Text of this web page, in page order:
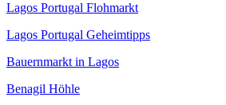
Lagos Portugal Flohmarkt
Lagos Portugal Geheimtipps
Bauernmarkt in Lagos
Benagil Höhle